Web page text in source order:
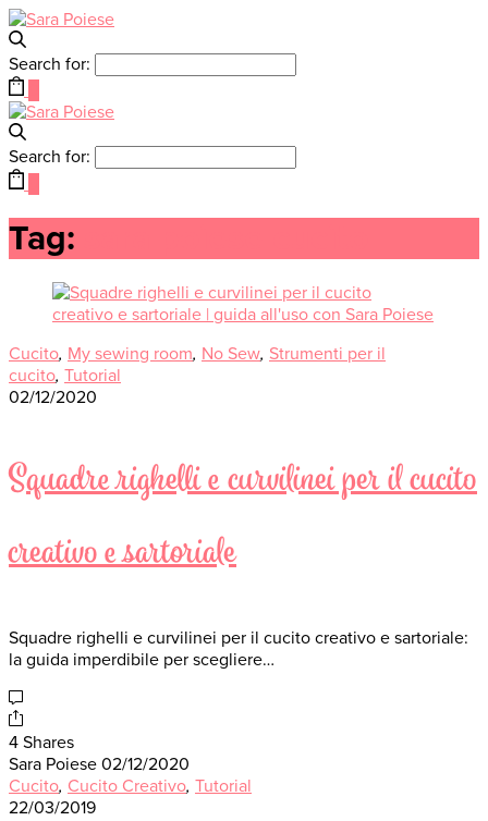
Search for:
Search for:
Tag:
Cucito, My sewing room, No Sew, Strumenti per il
cucito, Tutorial
02/12/2020
Squadre righelli e curvilinei per il cucito
creativo e sartoriale
Squadre righelli e curvilinei per il cucito creativo e sartoriale:
la guida imperdibile per scegliere…
4 Shares
Sara Poiese 02/12/2020
Cucito, Cucito Creativo, Tutorial
22/03/2019